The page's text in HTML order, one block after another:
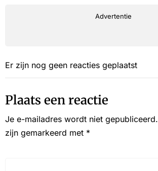
Advertentie
Er zijn nog geen reacties geplaatst
Plaats een reactie
Je e-mailadres wordt niet gepubliceerd.
zijn gemarkeerd met *